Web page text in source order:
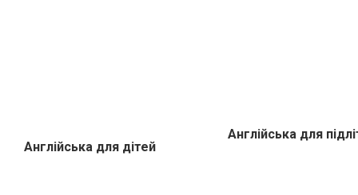
Англійська для дітей
Англійська для